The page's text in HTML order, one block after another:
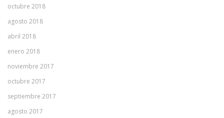
octubre 2018
agosto 2018
abril 2018
enero 2018
noviembre 2017
octubre 2017
septiembre 2017
agosto 2017